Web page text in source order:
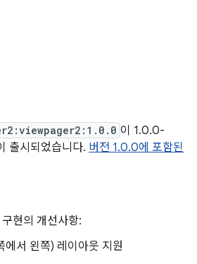
이 1.0.0-
출시되었습니다. 버전 1.0.0에 포함된
구현의 개선사항:
에서 왼쪽) 레이아웃 지원